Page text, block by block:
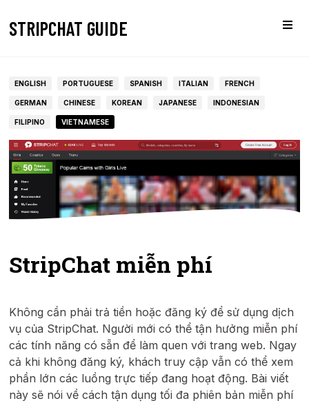
STRIPCHAT GUIDE
ENGLISH PORTUGUESE SPANISH ITALIAN FRENCH
GERMAN CHINESE KOREAN JAPANESE INDONESIAN
FILIPINO VIETNAMESE
StripChat miễn phí
Không cần phải trả tiền hoặc đăng ký để sử dụng dịch
vụ của StripChat. Người mới có thể tận hưởng miễn phí
các tính năng có sẵn để làm quen với trang web. Ngay
cả khi không đăng ký, khách truy cập vẫn có thể xem
phần lớn các luồng trực tiếp đang hoạt động. Bài viết
này sẽ nói về cách tận dụng tối đa phiên bản miễn phí